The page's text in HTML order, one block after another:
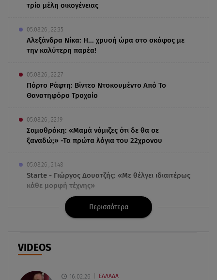
τρία μέλη οικογένειας
05.08.26 , 22:35
Αλεξάνδρα Νίκα: Η... χρυσή ώρα στο σκάφος με
την καλύτερη παρέα!
05.08.26 , 22:27
Πόρτο Ράφτη: Bίντεο Ντοκουμέντο Από Το
Θανατηφόρο Τροχαίο
05.08.26 , 22:19
Σαμοθράκη: «Μαμά νόμιζες ότι δε θα σε
ξαναδώ;» -Τα πρώτα λόγια του 22χρονου
05.08.26 , 21:48
Starte - Γιώργος Δουατζής: «Με θέλγει ιδιαιτέρως
κάθε μορφή τέχνης»
«Στην κόψη του ξυραφιού» οι συνομιλίες ΗΠΑ –
Ιράν
05.08.26 , 21:22
«Oνειρευόμουν έναν άντρα σαν εσένα»
Περισσότερα
VIDEOS
16.02.26 ΕΛΛΑΔΑ